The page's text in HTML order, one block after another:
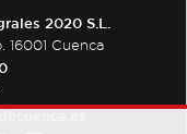
2020 S.L.
16001 Cuenca